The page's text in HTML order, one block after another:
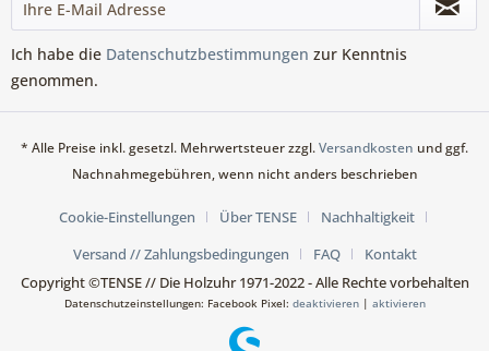
Ich habe die Datenschutzbestimmungen zur Kenntnis
genommen.
* Alle Preise inkl. gesetzl. Mehrwertsteuer zzgl.Versandkosten und ggf.
Nachnahmegebühren, wenn nicht anders beschrieben
Cookie-Einstellungen Über TENSE
Nachhaltigkeit
Versand // Zahlungsbedingungen
FAQ
Kontakt
Copyright ©TENSE // Die Holzuhr 1971-2022 - Alle Rechte vorbehalten
Datenschutzeinstellungen: Facebook Pixel: deaktivieren| aktivieren